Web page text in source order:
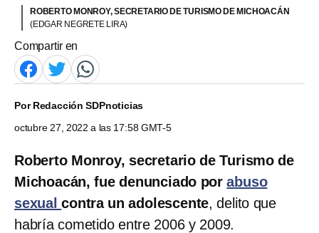
ROBERTO MONROY, SECRETARIO DE TURISMO DE MICHOACÁN
(EDGAR NEGRETE LIRA)
Compartir en
PorRedacción SDPnoticias
octubre 27, 2022 a las 17:58 GMT-5
Roberto Monroy, secretario de Turismo de
Michoacán, fue denunciado porabuso
sexualcontra un adolescente, delito que
habría cometido entre 2006 y 2009.